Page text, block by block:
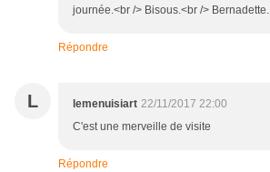
journée.<br /> Bisous.<br /> Bernadette.
Répondre
L lemenuisiart 22/11/2017 22:00
C'est une merveille de visite
Répondre